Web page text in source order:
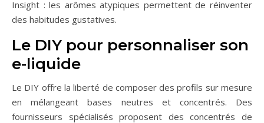
Insight : les arômes atypiques permettent de réinventer
des habitudes gustatives.
Le DIY pour personnaliser son
e-liquide
Le DIY offre la liberté de composer des profils sur mesure
en mélangeant bases neutres et concentrés. Des
fournisseurs spécialisés proposent des concentrés de